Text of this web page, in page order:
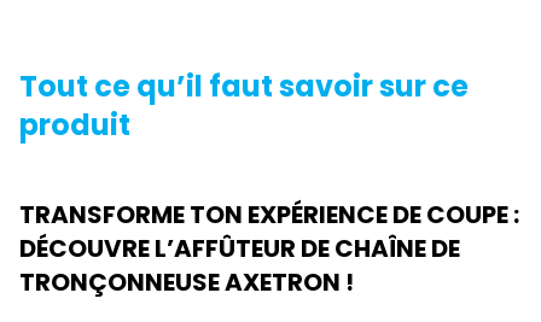
Tout ce qu’il faut savoir sur ce
produit
TRANSFORME TON EXPÉRIENCE DE COUPE :
DÉCOUVRE L’AFFÛTEUR DE CHAÎNE DE
TRONÇONNEUSE AXETRON !